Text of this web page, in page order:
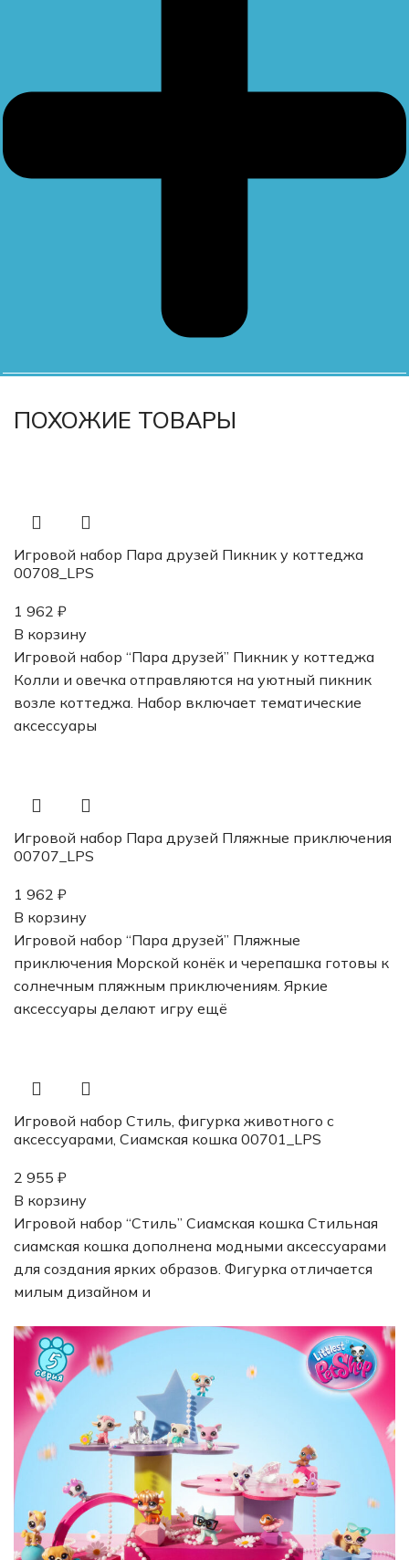
ПОХОЖИЕ ТОВАРЫ
Игровой набор Пара друзей Пикник у коттеджа
00708_LPS
1 962 ₽
В корзину
Игровой набор “Пара друзей” Пикник у коттеджа
Колли и овечка отправляются на уютный пикник
возле коттеджа. Набор включает тематические
аксессуары
Игровой набор Пара друзей Пляжные приключения
00707_LPS
1 962 ₽
В корзину
Игровой набор “Пара друзей” Пляжные
приключения Морской конёк и черепашка готовы к
солнечным пляжным приключениям. Яркие
аксессуары делают игру ещё
Игровой набор Стиль, фигурка животного с
аксессуарами, Сиамская кошка 00701_LPS
2 955 ₽
В корзину
Игровой набор “Стиль” Сиамская кошка Стильная
сиамская кошка дополнена модными аксессуарами
для создания ярких образов. Фигурка отличается
милым дизайном и